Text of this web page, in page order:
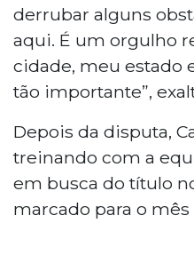
derrubar alguns
aqui. É um orgulho
cidade, meu estado
tão importante”,
Depois da disputa,
treinando com a
em busca do título
marcado para o mês